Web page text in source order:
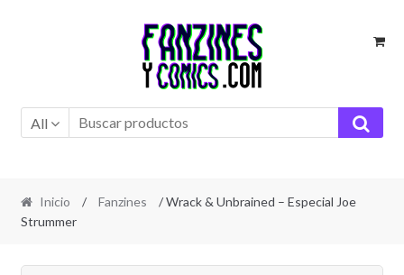
All
Inicio / Fanzines
/ Wrack & Unbrained – Especial Joe
Strummer